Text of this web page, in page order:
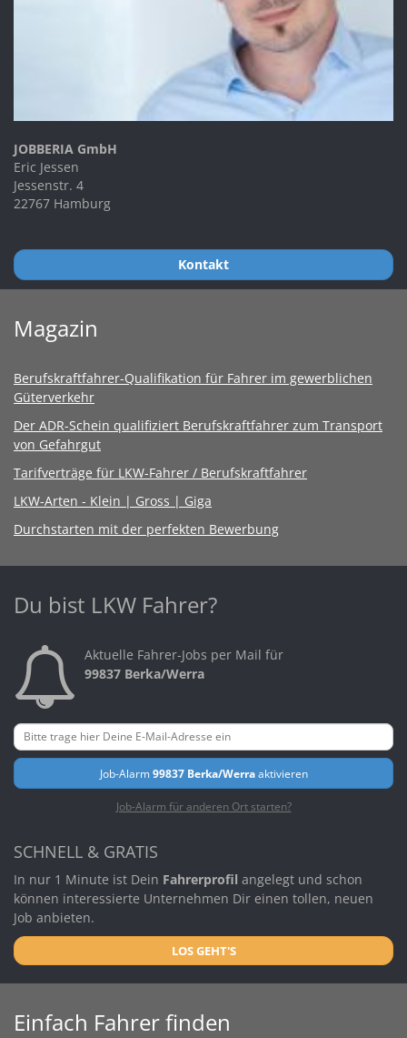
JOBBERIA GmbH
Eric Jessen
Jessenstr. 4
22767 Hamburg
Kontakt
Magazin
Berufskraftfahrer-Qualifikation für Fahrer im gewerblichen
Güterverkehr
Der ADR-Schein qualifiziert Berufskraftfahrer zum Transport
von Gefahrgut
Tarifverträge für LKW-Fahrer / Berufskraftfahrer
LKW-Arten - Klein | Gross | Giga
Durchstarten mit der perfekten Bewerbung
Du bist LKW Fahrer?
Aktuelle Fahrer-Jobs per Mail für
99837 Berka/Werra
Job-Alarm99837 Berka/Werraaktivieren
Job-Alarm für anderen Ort starten?
SCHNELL & GRATIS
In nur 1 Minute ist Dein Fahrerprofil angelegt und schon
können interessierte Unternehmen Dir einen tollen, neuen
Job anbieten.
LOS GEHT'S
Einfach Fahrer finden